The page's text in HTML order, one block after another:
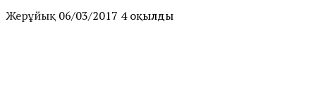
Жерұйық 06/03/2017 4 оқылды